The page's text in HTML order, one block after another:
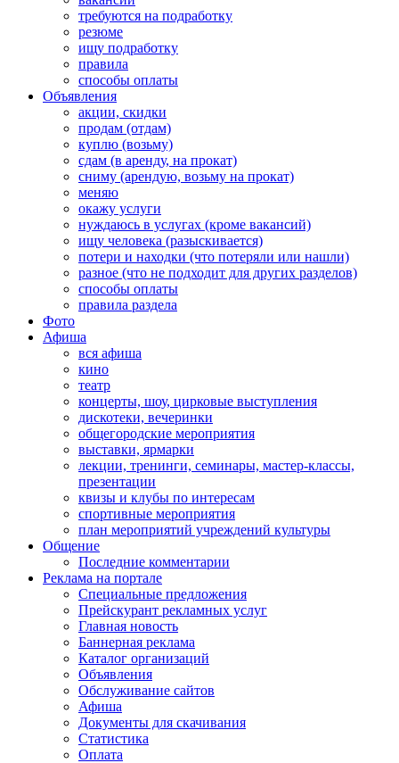
требуются на подработку
резюме
ищу подработку
правила
способы оплаты
Объявления
акции, скидки
продам (отдам)
куплю (возьму)
сдам (в аренду, на прокат)
сниму (арендую, возьму на прокат)
меняю
окажу услуги
нуждаюсь в услугах (кроме вакансий)
ищу человека (разыскивается)
потери и находки (что потеряли или нашли)
разное (что не подходит для других разделов)
способы оплаты
правила раздела
Фото
Афиша
вся афиша
кино
театр
концерты, шоу, цирковые выступления
дискотеки, вечеринки
общегородские мероприятия
выставки, ярмарки
лекции, тренинги, семинары, мастер-классы,
презентации
квизы и клубы по интересам
спортивные мероприятия
план мероприятий учреждений культуры
Общение
Последние комментарии
Реклама на портале
Специальные предложения
Прейскурант рекламных услуг
Главная новость
Баннерная реклама
Каталог организаций
Объявления
Обслуживание сайтов
Афиша
Документы для скачивания
Статистика
Оплата